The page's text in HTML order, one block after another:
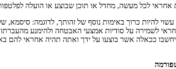
אחראי לכל מעשה, מחדל או תוכן שבוצע או הועלה
להיות כרוך באימות נוסף של זהותך, לדוגמה: סיסמא,
לשמירה על סודיות אמצעי האבטחה ולהימנע
ככאלה אשר בוצעו על ידך ואתה תהיה אחראי להם